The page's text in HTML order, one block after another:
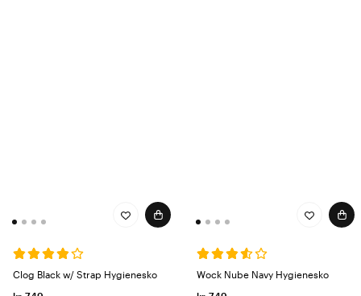
Clog Black w/ Strap Hygienesko
Wock Nube Navy Hygienesko